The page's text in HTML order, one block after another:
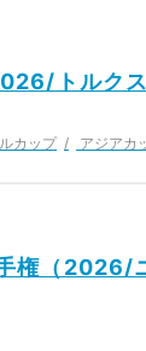
トルク
カップ アジアカ
権（2026/